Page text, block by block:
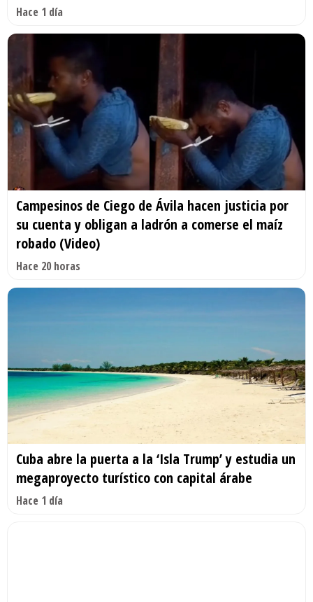
Hace 1 día
Campesinos de Ciego de Ávila hacen justicia por
su cuenta y obligan a ladrón a comerse el maíz
robado (Video)
Hace 20 horas
Cuba abre la puerta a la ‘Isla Trump’ y estudia un
megaproyecto turístico con capital árabe
Hace 1 día